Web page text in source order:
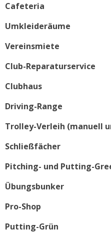
Cafeteria
Umkleideräume
Vereinsmiete
Club-Reparaturservice
Clubhaus
Driving-Range
Trolley-Verleih (manuell
Schließfächer
Pitching- und Putting-
Übungsbunker
Pro-Shop
Putting-Grün